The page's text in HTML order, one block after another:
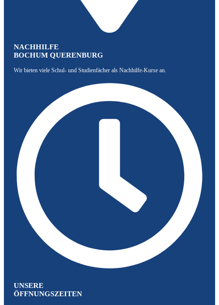
NACHHILFE
BOCHUM QUERENBURG
Wir bieten viele Schul- und Studienfächer als Nachhilfe-Kurse an.
UNSERE
ÖFFNUNGSZEITEN